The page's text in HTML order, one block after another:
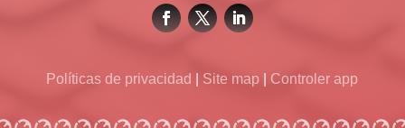
Políticas de privacidad Site map Controler app